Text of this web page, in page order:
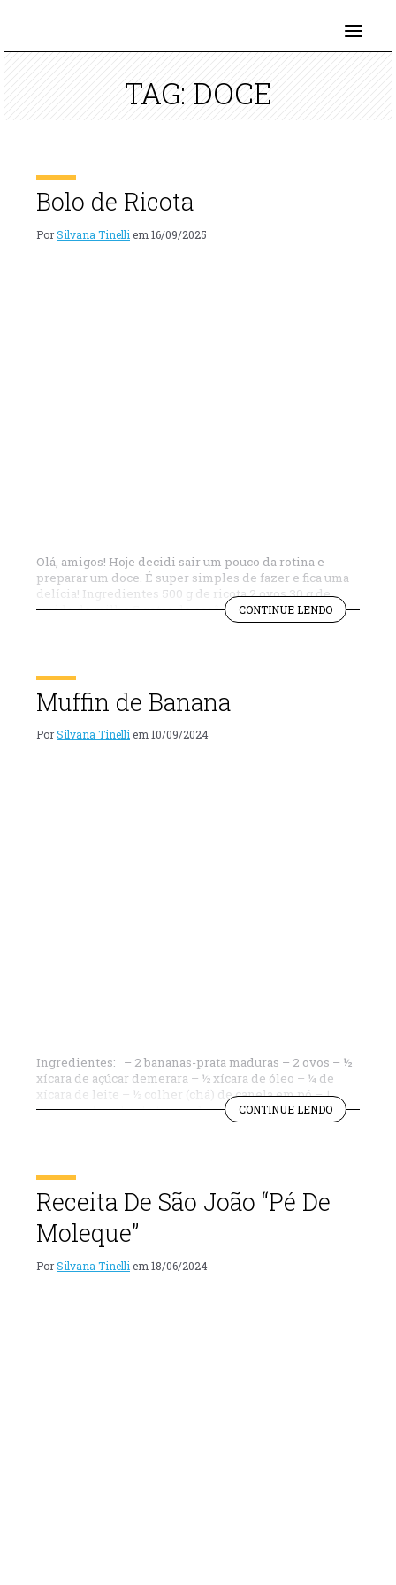
TAG: DOCE
Bolo de Ricota
PorSilvana Tinelli em 16/09/2025
Olá, amigos! Hoje decidi sair um pouco da rotina e
preparar um doce. É super simples de fazer e fica uma
delícia! Ingredientes 500 g de ricota 2 ovos 30 g de
amido de milho 5 gotas de essência de baunilha Açúcar
de confeiteiro para finalizar Modo de preparo Em uma
CONTINUE LENDO"BOLO
DE
Muffin de Banana
PorSilvana Tinelli em 10/09/2024
Ingredientes: – 2 bananas-prata maduras – 2 ovos – ½
xícara de açúcar demerara – ½ xícara de óleo – ¼ de
xícara de leite – ½ colher (chá) de canela em pó – 1
xícara de farinha de trigo – 1 colher (chá) de fermento
CONTINUE LENDO"MUFFIN
DE
Receita De São João “Pé De
Moleque”
PorSilvana Tinelli em 18/06/2024